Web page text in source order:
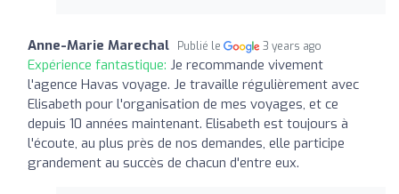
Anne-Marie Marechal Publié le 3 years ago
Expérience fantastique: Je recommande vivement
l'agence Havas voyage. Je travaille régulièrement avec
Elisabeth pour l'organisation de mes voyages, et ce
depuis 10 années maintenant. Elisabeth est toujours à
l'écoute, au plus près de nos demandes, elle participe
grandement au succès de chacun d'entre eux.